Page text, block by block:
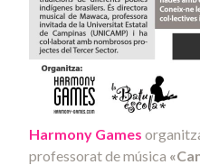
Harmony Games
professorat de música